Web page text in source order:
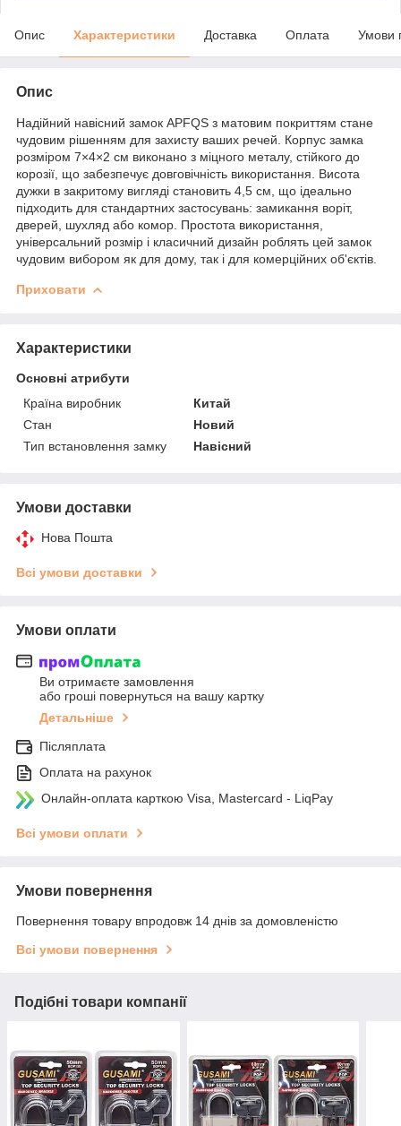
Опис Характеристики Доставка Оплата Умови
Опис
Надійний навісний замок APFQS з матовим покриттям стане
чудовим рішенням для захисту ваших речей. Корпус замка
розміром 7×4×2 см виконано з міцного металу, стійкого до
корозії, що забезпечує довговічність використання. Висота
дужки в закритому вигляді становить 4,5 см, що ідеально
підходить для стандартних застосувань: замикання воріт,
дверей, шухляд або комор. Простота використання,
універсальний розмір і класичний дизайн роблять цей замок
чудовим вибором як для дому, так і для комерційних об'єктів.
Приховати
Характеристики
Основні атрибути
Країна виробник
Китай
Стан
Новий
Тип встановлення замку
Навісний
Умови доставки
Нова Пошта
Всі умови доставки
Умови оплати
Ви отримаєте замовлення
або гроші повернуться на вашу картку
Детальніше
Післяплата
Оплата на рахунок
Онлайн-оплата карткою Visa, Mastercard - LiqPay
Всі умови оплати
Умови повернення
Повернення товару впродовж 14 днів за домовленістю
Всі умови повернення
Подібні товари компанії